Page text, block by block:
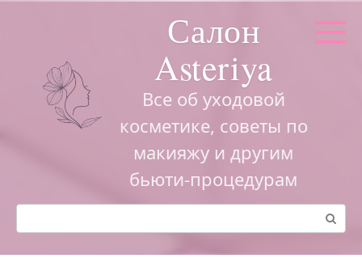
Салон
Asteriya
Все об уходовой
косметике, советы по
макияжу и другим
бьюти-процедурам
Поиск: